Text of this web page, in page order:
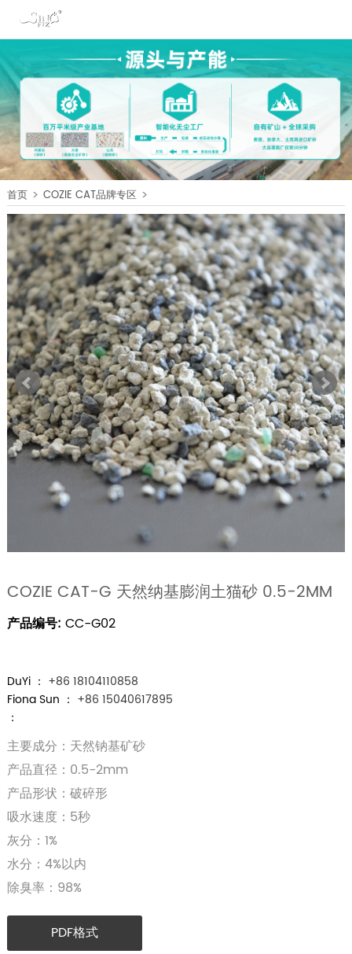
首页> COZIE CAT品牌专区>
COZIE CAT G
COZIE CAT-G 天然纳基膨润土猫砂 0.5-2MM
产品编号: CC-G02
DuYi ： +86 18104110858
Fiona Sun ： +86 15040617895
：
主要成分：天然钠基矿砂
产品直径：0.5-2mm
产品形状：破碎形
吸水速度：5秒
灰分：1%
水分：4%以内
除臭率：98%
PDF格式